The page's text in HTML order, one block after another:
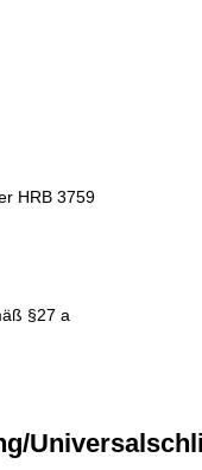
HRB 3759
§27 a